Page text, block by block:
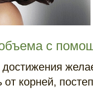
с
корней,